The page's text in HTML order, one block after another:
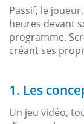
Passif, le
heures devant
programme.
créant ses
1. Les
Un jeu vidéo,